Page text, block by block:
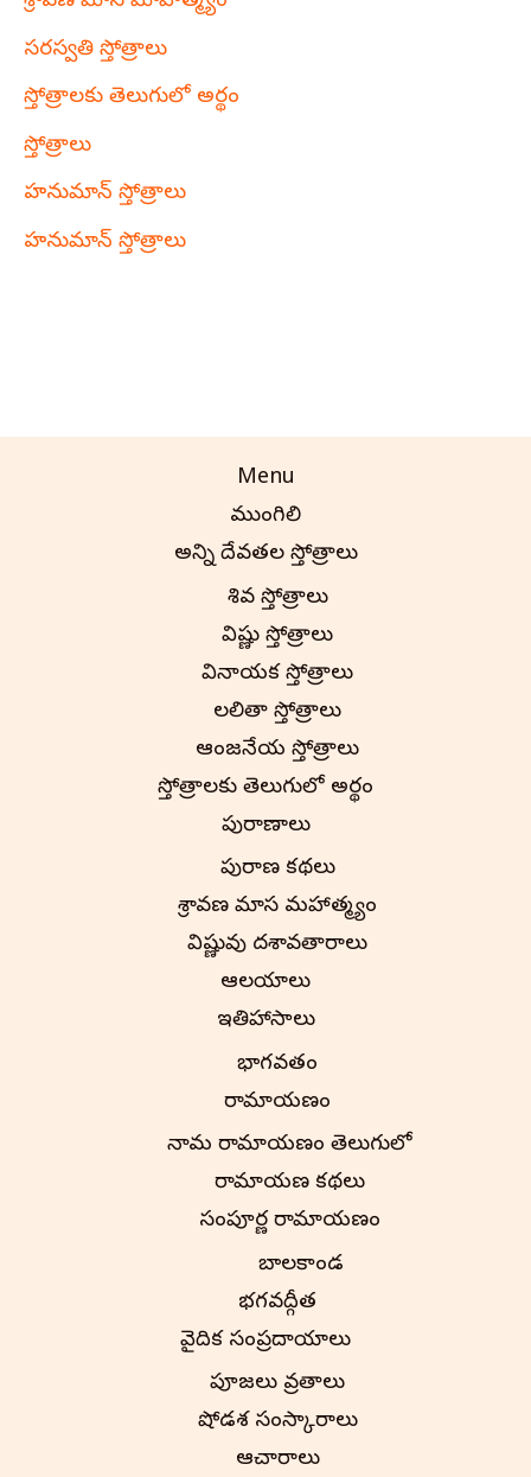
సరస్వతి స్తోత్రాలు
స్తోత్రాలకు తెలుగులో అర్థం
స్తోత్రాలు
హనుమాన్ స్తోత్రాలు
హనుమాన్ స్తోత్రాలు
Menu
ముంగిలి
అన్ని దేవతల స్తోత్రాలు
శివ స్తోత్రాలు
విష్ణు స్తోత్రాలు
వినాయక స్తోత్రాలు
లలితా స్తోత్రాలు
ఆంజనేయ స్తోత్రాలు
స్తోత్రాలకు తెలుగులో అర్థం
పురాణాలు
పురాణ కథలు
శ్రావణ మాస మహాత్మ్యం
విష్ణువు దశావతారాలు
ఆలయాలు
ఇతిహాసాలు
భాగవతం
రామాయణం
నామ రామాయణం తెలుగులో
రామాయణ కథలు
సంపూర్ణ రామాయణం
బాలకాండ
భగవద్గీత
వైదిక సంప్రదాయాలు
పూజలు వ్రతాలు
షోడశ సంస్కారాలు
ఆచారాలు